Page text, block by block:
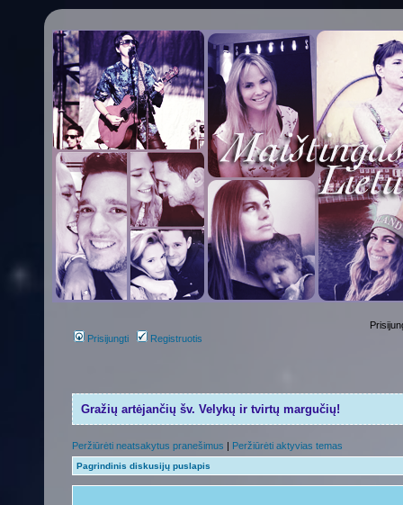
Prisijungti Registruotis
Gražių artėjančių šv. Velykų ir tvirtų margučių!
Peržiūrėti neatsakytus pranešimus | Peržiūrėti aktyvias temas
Pagrindinis diskusijų puslapis